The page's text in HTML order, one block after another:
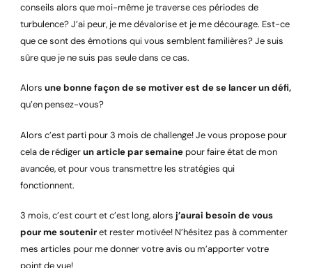
conseils alors que moi-même je traverse ces périodes de
turbulence? J’ai peur, je me dévalorise et je me décourage. Est-ce
que ce sont des émotions qui vous semblent familières? Je suis
sûre que je ne suis pas seule dans ce cas.
Alors une bonne façon de se motiver est de se lancer un défi,
qu’en pensez-vous?
Alors c’est parti pour 3 mois de challenge! Je vous propose pour
cela de rédigerun article par semaine pour faire état de mon
avancée, et pour vous transmettre les stratégies qui
fonctionnent.
3 mois, c’est court et c’est long, alors j’aurai besoin de vous
pour me souteniret rester motivée! N’hésitez pas à commenter
mes articles pour me donner votre avis ou m’apporter votre